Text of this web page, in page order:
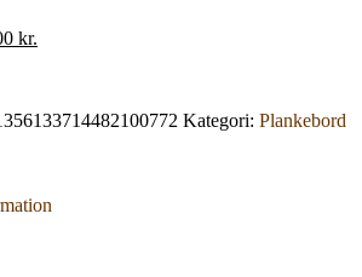
kr..
kr.
12.795,00 kr..
Kategori: Plankebord